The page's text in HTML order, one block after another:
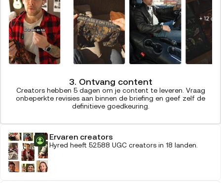
3. Ontvang content
Creators hebben 5 dagen om je content te leveren. Vraag
onbeperkte revisies aan binnen de briefing en geef zelf de
definitieve goedkeuring.
Ervaren creators
Hyred heeft 52.588 UGC creators in 18 landen.